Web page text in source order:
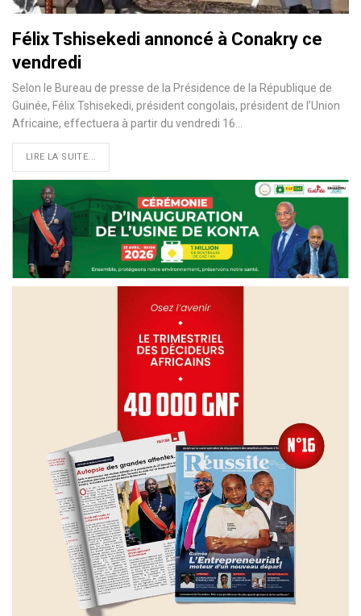
Félix Tshisekedi annoncé à Conakry ce
vendredi
Selon le Bureau de presse de la Présidence de la République de
Guinée, Félix Tshisekedi, président congolais, président de l’Union
Africaine, effectuera à partir du vendredi 16…
LIRE LA SUITE...